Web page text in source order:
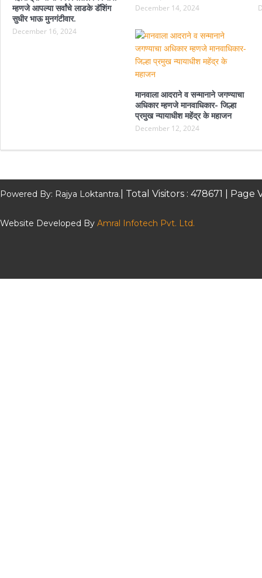
म्हणजे आपल्या सर्वांचे लाडके डॅशिंग
सुधीर भाऊ मुनगंटीवार.
December 16, 2024
December 14, 2024
मानवाला आदराने व सन्मानाने जगण्याचा
अधिकार म्हणजे मानवाधिकार- जिल्हा
प्रमुख न्यायाधीश महेंद्र के महाजन
December 12, 2024
Powered By: Rajya Loktantra. | Total Visitors : 478671 | Page
Website Developed By Amral Infotech Pvt. Ltd.